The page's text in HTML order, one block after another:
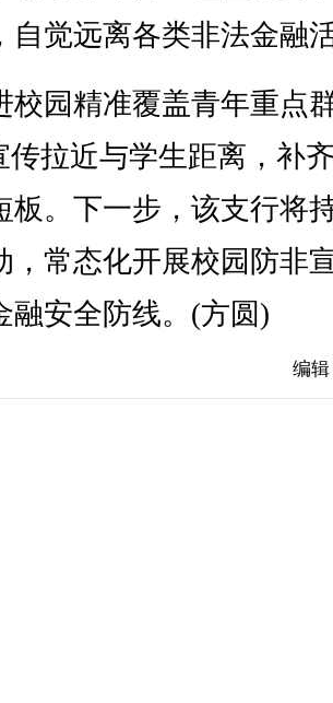
自觉远离各类非法金融
园精准覆盖青年重点
传拉近与学生距离，补
板。下一步，该支行将
，常态化开展校园防非
融安全防线。(方圆)
编